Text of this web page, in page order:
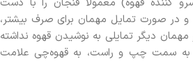
کننده قهوه) معمولاً فنجان را با دست
در صورت تمایل مهمان برای صرف بیشتر،
دیگر تمایلی به نوشیدن قهوه نداشته
به سمت چپ و راست، به قهوه‌چی علامت